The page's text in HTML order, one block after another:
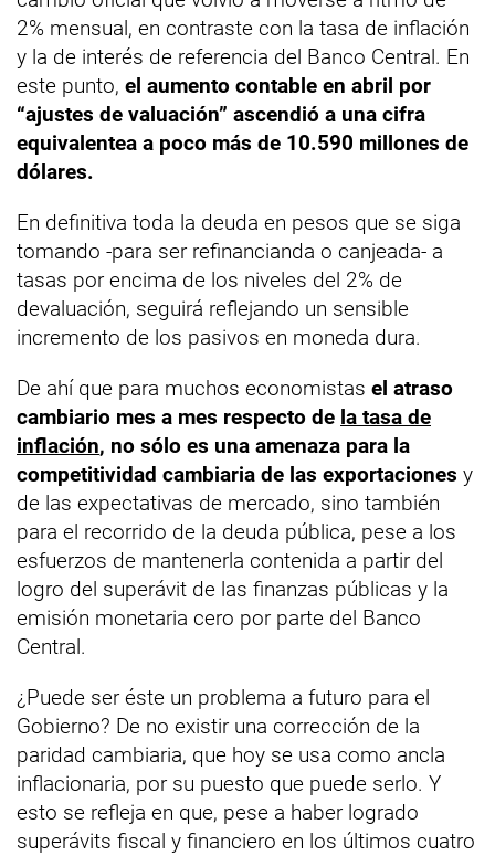
2% mensual, en contraste con la tasa de inflación
y la de interés de referencia del Banco Central. En
este punto, el aumento contable en abril por
“ajustes de valuación” ascendió a una cifra
equivalentea a poco más de 10.590 millones de
dólares.
En definitiva toda la deuda en pesos que se siga
tomando -para ser refinancianda o canjeada- a
tasas por encima de los niveles del 2% de
devaluación, seguirá reflejando un sensible
incremento de los pasivos en moneda dura.
De ahí que para muchos economistas el atraso
cambiario mes a mes respecto de la tasa de
inflación, no sólo es una amenaza para la
competitividad cambiaria de las exportaciones y
de las expectativas de mercado, sino también
para el recorrido de la deuda pública, pese a los
esfuerzos de mantenerla contenida a partir del
logro del superávit de las finanzas públicas y la
emisión monetaria cero por parte del Banco
Central.
¿Puede ser éste un problema a futuro para el
Gobierno? De no existir una corrección de la
paridad cambiaria, que hoy se usa como ancla
inflacionaria, por su puesto que puede serlo. Y
esto se refleja en que, pese a haber logrado
superávits fiscal y financiero en los últimos cuatro